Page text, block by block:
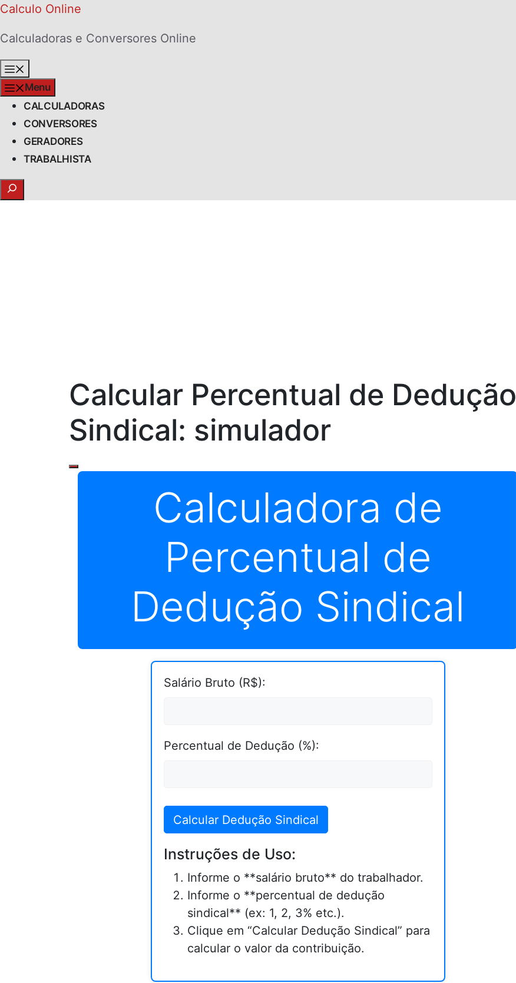
Skip
content
Calculo Online
Calculadoras e Conversores Online
Menu
CALCULADORAS
CONVERSORES
GERADORES
TRABALHISTA
Search
Calcular Percentual de Dedução
Sindical: simulador
Calculadora de
Percentual de
Dedução Sindical
Salário Bruto (R$):
Percentual de Dedução (%):
Calcular Dedução Sindical
Instruções de Uso:
Informe o **salário bruto** do trabalhador.
Informe o **percentual de dedução
sindical** (ex: 1, 2, 3% etc.).
Clique em “Calcular Dedução Sindical” para
calcular o valor da contribuição.